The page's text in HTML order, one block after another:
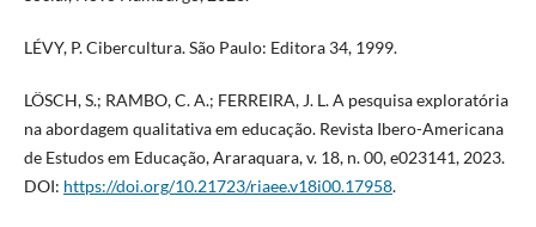
LÉVY, P. Cibercultura. São Paulo: Editora 34, 1999.
LÖSCH, S.; RAMBO, C. A.; FERREIRA, J. L. A pesquisa exploratória
na abordagem qualitativa em educação. Revista Ibero-Americana
de Estudos em Educação, Araraquara, v. 18, n. 00, e023141, 2023.
DOI: https://doi.org/10.21723/riaee.v18i00.17958.